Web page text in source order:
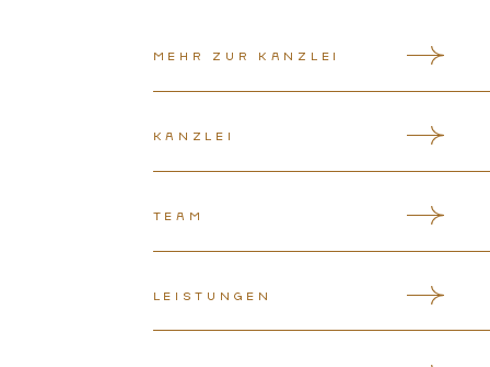
Mehr zur Kanzlei
Kanzlei
Team
Leistungen